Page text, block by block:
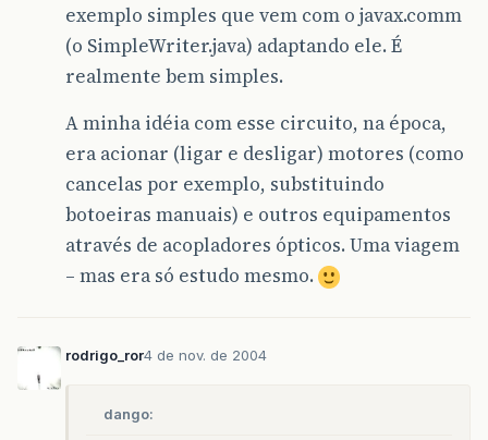
exemplo simples que vem com o javax.comm
(o SimpleWriter.java) adaptando ele. É
realmente bem simples.
A minha idéia com esse circuito, na época,
era acionar (ligar e desligar) motores (como
cancelas por exemplo, substituindo
botoeiras manuais) e outros equipamentos
através de acopladores ópticos. Uma viagem
– mas era só estudo mesmo.
rodrigo_ror4 de nov. de 2004
dango: